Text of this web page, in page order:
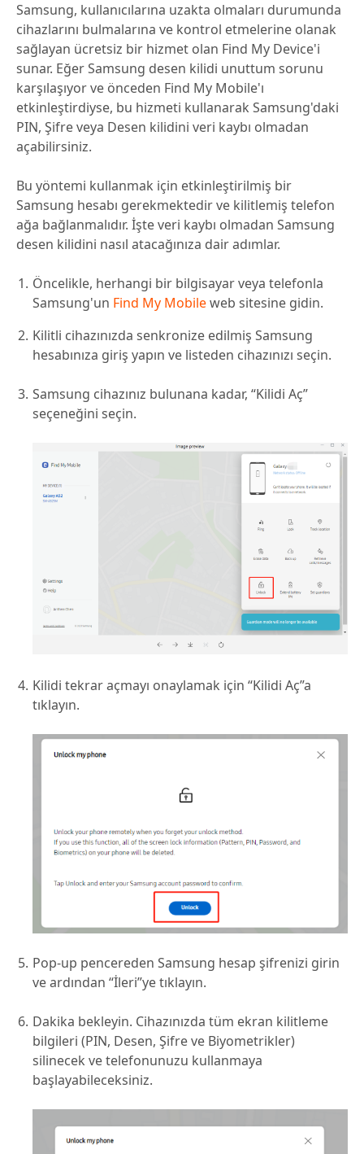
Samsung, kullanıcılarına uzakta olmaları durumunda
cihazlarını bulmalarına ve kontrol etmelerine olanak
sağlayan ücretsiz bir hizmet olan Find My Device'i
sunar. Eğer Samsung desen kilidi unuttum sorunu
karşılaşıyor ve önceden Find My Mobile'ı
etkinleştirdiyse, bu hizmeti kullanarak Samsung'daki
PIN, Şifre veya Desen kilidini veri kaybı olmadan
açabilirsiniz.
Bu yöntemi kullanmak için etkinleştirilmiş bir
Samsung hesabı gerekmektedir ve kilitlemiş telefon
ağa bağlanmalıdır. İşte veri kaybı olmadan Samsung
desen kilidini nasıl atacağınıza dair adımlar.
Öncelikle, herhangi bir bilgisayar veya telefonla
Samsung'un Find My Mobileweb sitesine gidin.
Kilitli cihazınızda senkronize edilmiş Samsung
hesabınıza giriş yapın ve listeden cihazınızı seçin.
Samsung cihazınız bulunana kadar, “Kilidi Aç”
seçeneğini seçin.
Kilidi tekrar açmayı onaylamak için “Kilidi Aç”a
tıklayın.
Pop-up pencereden Samsung hesap şifrenizi girin
ve ardından “İleri”ye tıklayın.
Dakika bekleyin. Cihazınızda tüm ekran kilitleme
bilgileri (PIN, Desen, Şifre ve Biyometrikler)
silinecek ve telefonunuzu kullanmaya
başlayabileceksiniz.